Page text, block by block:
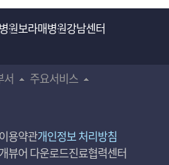
원보라매병원강남센터
서
주요서비스
이용약관개인정보 처리방침
뷰어 다운로드진료협력센터